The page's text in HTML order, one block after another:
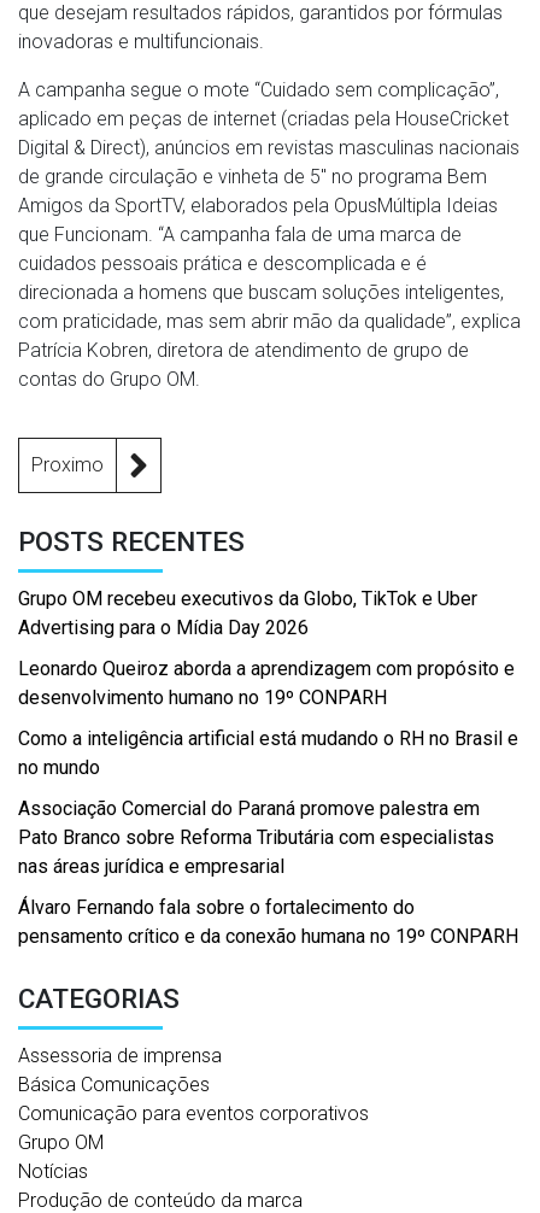
que desejam resultados rápidos, garantidos por fórmulas
inovadoras e multifuncionais.
A campanha segue o mote “Cuidado sem complicação”,
aplicado em peças de internet (criadas pela HouseCricket
Digital & Direct), anúncios em revistas masculinas nacionais
de grande circulação e vinheta de 5″ no programa Bem
Amigos da SportTV, elaborados pela OpusMúltipla Ideias
que Funcionam. “A campanha fala de uma marca de
cuidados pessoais prática e descomplicada e é
direcionada a homens que buscam soluções inteligentes,
com praticidade, mas sem abrir mão da qualidade”, explica
Patrícia Kobren, diretora de atendimento de grupo de
contas do Grupo OM.
Proximo
POSTS RECENTES
Grupo OM recebeu executivos da Globo, TikTok e Uber
Advertising para o Mídia Day 2026
Leonardo Queiroz aborda a aprendizagem com propósito e
desenvolvimento humano no 19º CONPARH
Como a inteligência artificial está mudando o RH no Brasil e
no mundo
Associação Comercial do Paraná promove palestra em
Pato Branco sobre Reforma Tributária com especialistas
nas áreas jurídica e empresarial
Álvaro Fernando fala sobre o fortalecimento do
pensamento crítico e da conexão humana no 19º CONPARH
CATEGORIAS
Assessoria de imprensa
Básica Comunicações
Comunicação para eventos corporativos
Grupo OM
Notícias
Produção de conteúdo da marca